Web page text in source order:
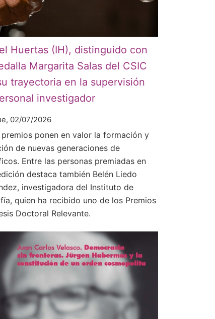
Huertas (IH), distinguido con
Margarita Salas del CSIC
trayectoria en la supervisión
investigador
02/07/2026
premios ponen en valor la formación y
de nuevas generaciones de
Entre las personas premiadas en
destaca también Belén Liedo
investigadora del Instituto de
quien ha recibido uno de los Premios
Doctoral Relevante.